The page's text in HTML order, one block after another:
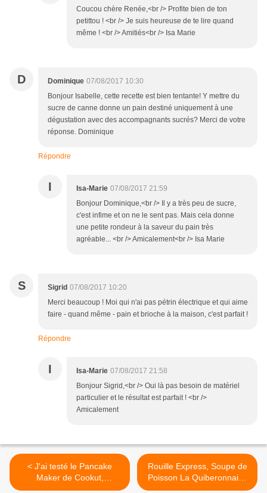
Coucou chère Renée,<br /> Profite bien de ton
petittou ! <br /> Je suis heureuse de te lire quand
même ! <br /> Amitiés<br /> Isa Marie
D Dominique 07/08/2017 10:30
Bonjour Isabelle, cette recette est bien tentante! Y mettre du
sucre de canne donne un pain destiné uniquement à une
dégustation avec des accompagnants sucrés? Merci de votre
réponse. Dominique
Répondre
I Isa-Marie 07/08/2017 21:59
Bonjour Dominique,<br /> Il y a très peu de sucre,
c'est infime et on ne le sent pas. Mais cela donne
une petite rondeur à la saveur du pain très
agréable... <br /> Amicalement<br /> Isa Marie
S Sigrid 07/08/2017 10:20
Merci beaucoup ! Moi qui n'ai pas pétrin électrique et qui aime
faire - quand même - pain et brioche à la maison, c'est parfait !
Répondre
I Isa-Marie 07/08/2017 21:58
Bonjour Sigrid,<br /> Oui là pas besoin de matériel
particulier et le résultat est parfait ! <br />
Amicalement
< J'ai testé le Pancake
Maker de Cookut,
Pancakes in less than 2
Rouille Express, Soupe de
Poisson La Quiberonnaise
>